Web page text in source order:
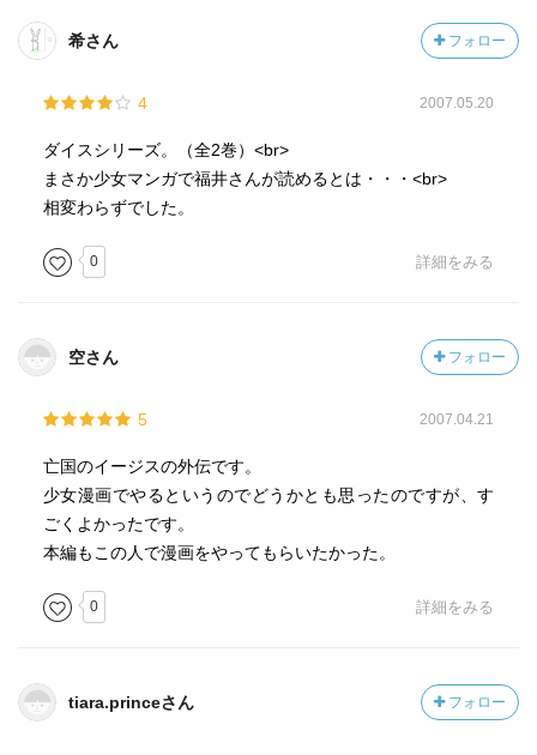
希さん フォロー
4 2007.05.20
ダイスシリーズ。（全2巻）<br>
まさか少女マンガで福井さんが読めるとは・・・<br>
相変わらずでした。
0 詳細をみる
空さん フォロー
5 2007.04.21
亡国のイージスの外伝です。
少女漫画でやるというのでどうかとも思ったのですが、す
ごくよかったです。
本編もこの人で漫画をやってもらいたかった。
0 詳細をみる
tiara.princeさん フォロー